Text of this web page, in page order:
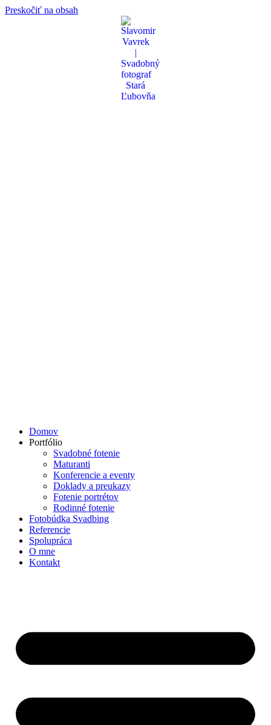
Preskočiť na obsah
Domov
Portfólio
Svadobné fotenie
Maturanti
Konferencie a eventy
Doklady a preukazy
Fotenie portrétov
Rodinné fotenie
Fotobúdka Svadbing
Referencie
Spolupráca
O mne
Kontakt